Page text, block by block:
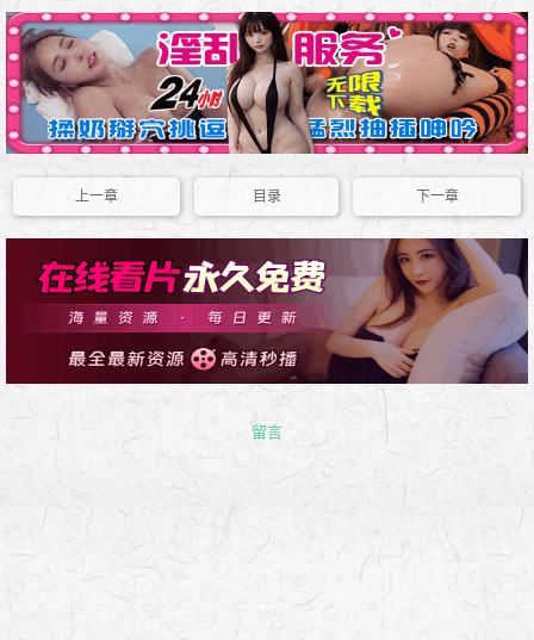
上一章 目录 下一章
留言